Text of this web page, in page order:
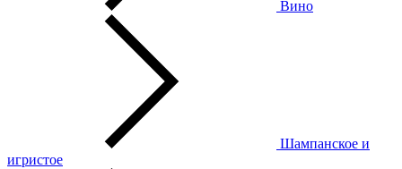
Вино
Шампанское и
игристое